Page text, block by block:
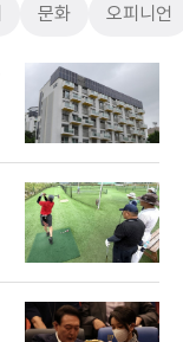
문화 오피니언